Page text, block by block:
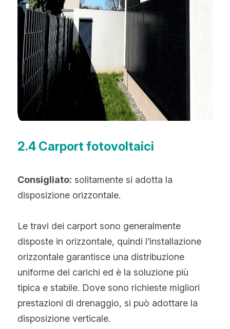
2.4 Carport fotovoltaici
Consigliato: solitamente si adotta la
disposizione orizzontale.
Le travi dei carport sono generalmente
disposte in orizzontale, quindi l’installazione
orizzontale garantisce una distribuzione
uniforme dei carichi ed è la soluzione più
tipica e stabile. Dove sono richieste migliori
prestazioni di drenaggio, si può adottare la
disposizione verticale.